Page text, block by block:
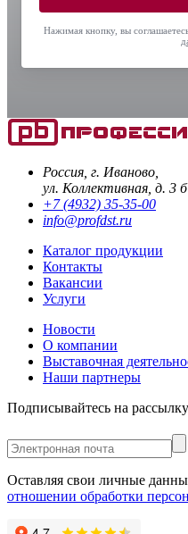
Нажимая кнопку, вы
Россия, г. Иваново,
ул. Коллективная, д. 3 б
+7 (4932) 35-35-00
info@profdst.ru
Каталог продукции
Контакты
Вакансии
Услуги
Новости
О компании
Выставочная
Наши партнеры
Подписывайтесь на
Оставляя свои личные
отношении обработки